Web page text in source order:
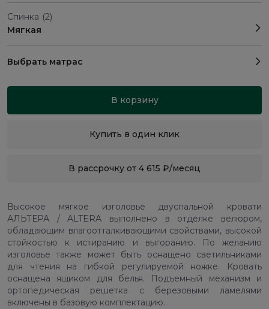
Спинка (2)
Мягкая
Выбрать матрас
В корзину
Купить в один клик
В рассрочку от 4 615 ₽/месяц
Высокое мягкое изголовье двуспальной кровати
АЛЬТЕРА / ALTERA выполнено в отделке велюром,
обладающим влагоотталкивающими свойствами, высокой
стойкостью к истиранию и выгоранию. По желанию
изголовье также может быть оснащено светильниками
для чтения на гибкой регулируемой ножке. Кровать
оснащена ящиком для белья. Подъемный механизм и
ортопедическая решетка с березовыми ламелями
включены в базовую комплектацию.